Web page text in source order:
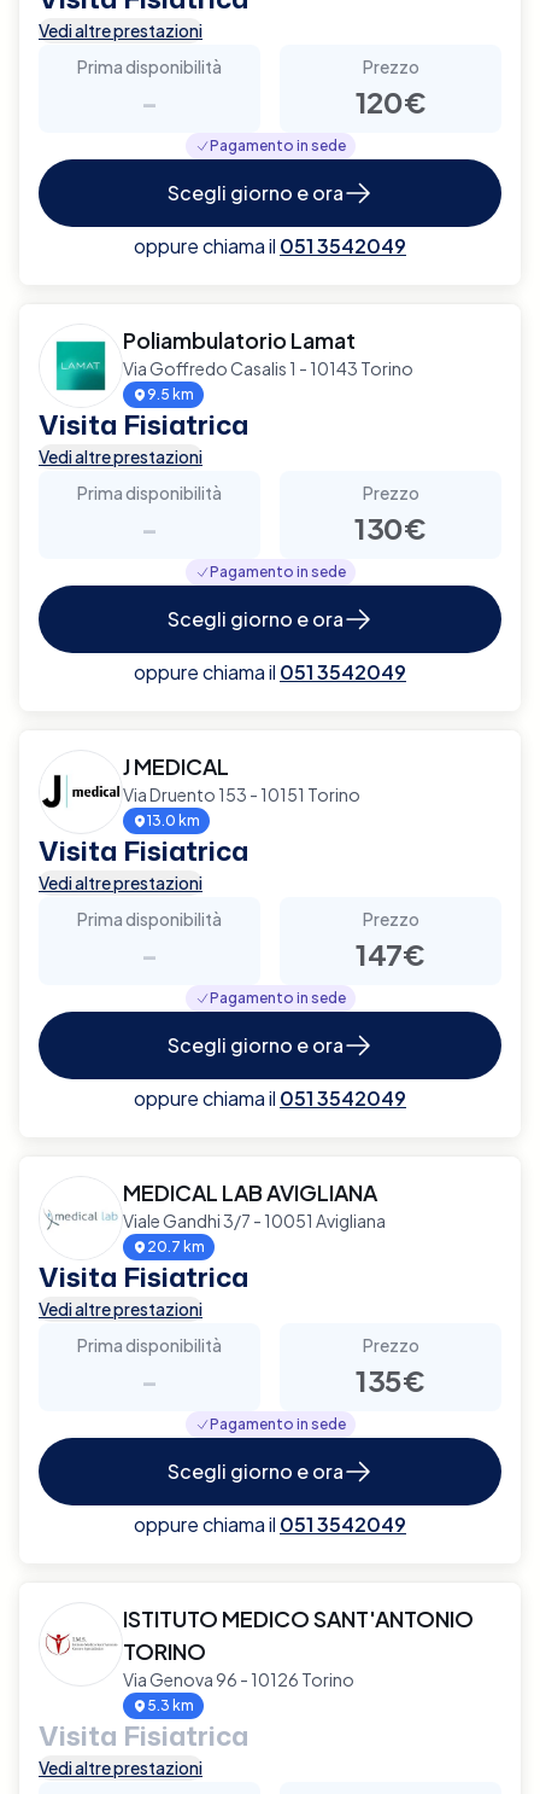
Vedi altre prestazioni
Prima disponibilità
-
Prezzo
120€
Pagamento in sede
Scegli giorno e ora
oppure chiama il 051 3542049
Poliambulatorio Lamat
Via Goffredo Casalis 1 - 10143 Torino
9.5 km
Visita Fisiatrica
Vedi altre prestazioni
Prima disponibilità
-
Prezzo
130€
Pagamento in sede
Scegli giorno e ora
oppure chiama il 051 3542049
J MEDICAL
Via Druento 153 - 10151 Torino
13.0 km
Visita Fisiatrica
Vedi altre prestazioni
Prima disponibilità
-
Prezzo
147€
Pagamento in sede
Scegli giorno e ora
oppure chiama il 051 3542049
MEDICAL LAB AVIGLIANA
Viale Gandhi 3/7 - 10051 Avigliana
20.7 km
Visita Fisiatrica
Vedi altre prestazioni
Prima disponibilità
-
Prezzo
135€
Pagamento in sede
Scegli giorno e ora
oppure chiama il 051 3542049
ISTITUTO MEDICO SANT'ANTONIO
TORINO
Via Genova 96 - 10126 Torino
5.3 km
Visita Fisiatrica
Vedi altre prestazioni